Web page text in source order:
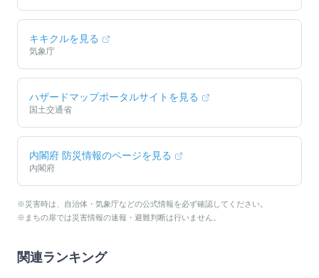
キキクルを見る
気象庁
ハザードマップポータルサイトを見る
国土交通省
内閣府 防災情報のページを見る
内閣府
※災害時は、自治体・気象庁などの公式情報を必ず確認してください。
※まちの扉では災害情報の速報・避難判断は行いません。
関連ランキング